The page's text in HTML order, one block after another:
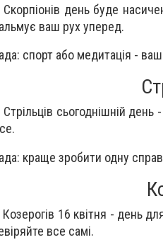
день буде
ваш рух уперед.
спорт або медитація -
сьогоднішній
краще зробити одну
16 квітня - день
все самі.